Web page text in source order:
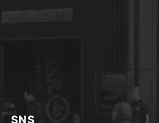
SNS